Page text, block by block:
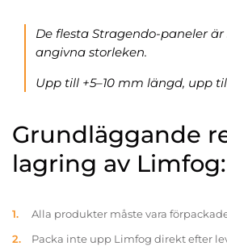
De flesta Stragendo-paneler
angivna storleken.
Upp till +5–10 mm längd, upp
Grundläggande
lagring av Limfog:
Alla produkter måste vara
Packa inte upp Limfog direkt efter